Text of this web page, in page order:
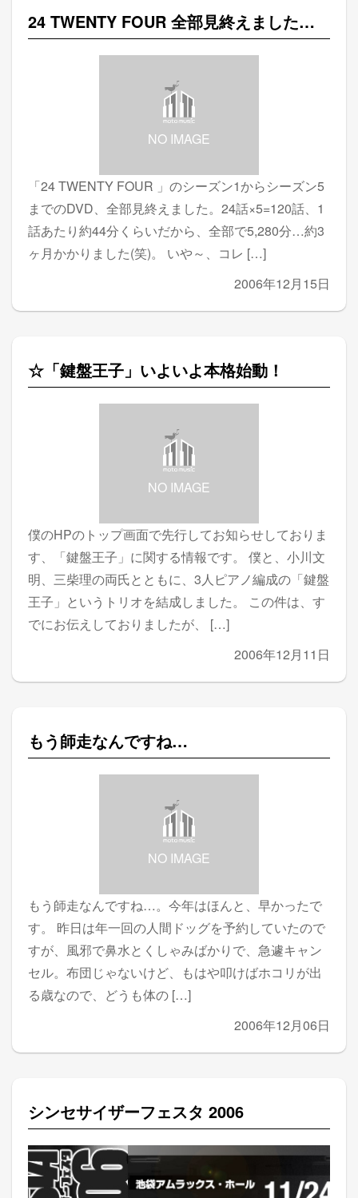
24 TWENTY FOUR 全部見終えました…
NO IMAGE
「24 TWENTY FOUR 」のシーズン1からシーズン5
までのDVD、全部見終えました。24話×5=120話、1
話あたり約44分くらいだから、全部で5,280分…約3
ヶ月かかりました(笑)。 いや～、コレ […]
2006年12月15日
☆「鍵盤王子」いよいよ本格始動！
NO IMAGE
僕のHPのトップ画面で先行してお知らせしておりま
す、「鍵盤王子」に関する情報です。 僕と、小川文
明、三柴理の両氏とともに、3人ピアノ編成の「鍵盤
王子」というトリオを結成しました。 この件は、す
でにお伝えしておりましたが、 […]
2006年12月11日
もう師走なんですね…
NO IMAGE
もう師走なんですね…。今年はほんと、早かったで
す。 昨日は年一回の人間ドッグを予約していたので
すが、風邪で鼻水とくしゃみばかりで、急遽キャン
セル。布団じゃないけど、もはや叩けばホコリが出
る歳なので、どうも体の […]
2006年12月06日
シンセサイザーフェスタ 2006